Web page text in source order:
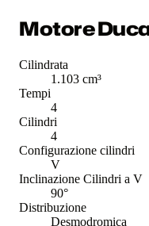
Motore
Cilindrata
1.103 cm³
Tempi
4
Cilindri
4
Configurazione cilindri
V
Inclinazione Cilindri a V
90°
Distribuzione
Desmodromica